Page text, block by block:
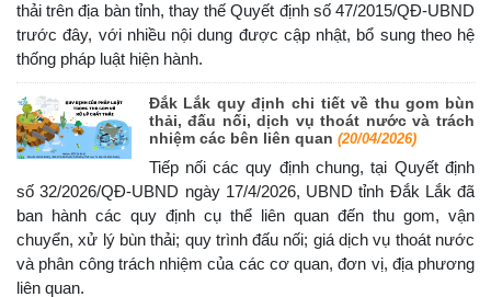
thải trên địa bàn tỉnh, thay thế Quyết định số 47/2015/QĐ-UBND
trước đây, với nhiều nội dung được cập nhật, bổ sung theo hệ
thống pháp luật hiện hành.
Đắk Lắk quy định chi tiết về thu gom bùn
thải, đấu nối, dịch vụ thoát nước và trách
nhiệm các bên liên quan (20/04/2026)
Tiếp nối các quy định chung, tại Quyết định
số 32/2026/QĐ-UBND ngày 17/4/2026, UBND tỉnh Đắk Lắk đã
ban hành các quy định cụ thể liên quan đến thu gom, vận
chuyển, xử lý bùn thải; quy trình đấu nối; giá dịch vụ thoát nước
và phân công trách nhiệm của các cơ quan, đơn vị, địa phương
liên quan.